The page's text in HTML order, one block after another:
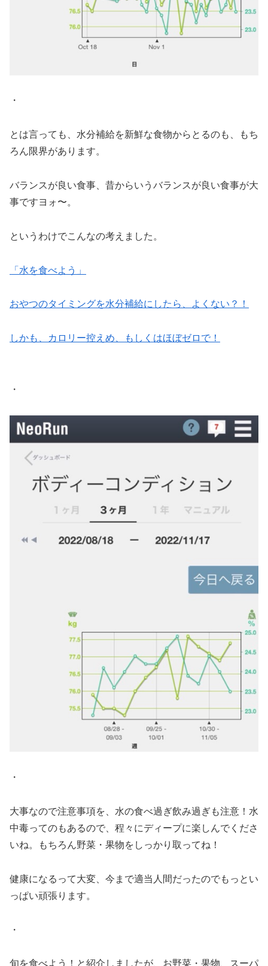
・
とは言っても、水分補給を新鮮な食物からとるのも、もち
ろん限界があります。
バランスが良い食事、昔からいうバランスが良い食事が大
事ですヨォ〜。
というわけでこんなの考えました。
「水を食べよう」
おやつのタイミングを水分補給にしたら、よくない？！
しかも、カロリー控えめ、もしくはほぼゼロで！
・
・
大事なので注意事項を、水の食べ過ぎ飲み過ぎも注意！水
中毒ってのもあるので、程々にディープに楽しんでくださ
いね。もちろん野菜・果物をしっかり取ってね！
健康になるって大変、今まで適当人間だったのでもっとい
っぱい頑張ります。
・
旬を食べよう！と紹介しましたが、お野菜・果物、スーパ